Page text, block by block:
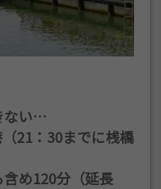
ない…
（21：30までに桟橋
含め120分（延長